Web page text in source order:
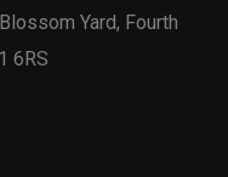
Yard, Fourth
6RS